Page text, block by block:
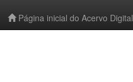
Página inicial do Acervo Digital